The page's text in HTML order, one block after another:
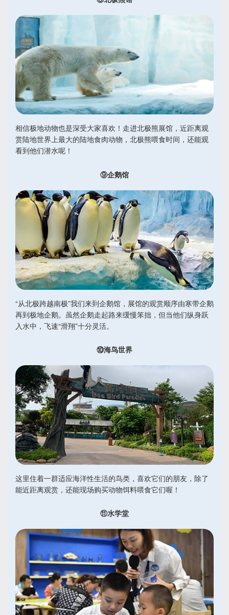
相信极地动物也是深受大家喜欢！走进北极熊展馆，近距离观
赏陆地世界上最大的陆地食肉动物，北极熊喂食时间，还能观
看到他们潜水呢！
⑨企鹅馆
“从北极跨越南极”我们来到企鹅馆，展馆的观赏顺序由寒带企鹅
再到极地企鹅。虽然企鹅走起路来缓慢笨拙，但当他们纵身跃
入水中，飞速“滑翔”十分灵活。
⑩海鸟世界
这里住着一群适应海洋性生活的鸟类，喜欢它们的朋友，除了
能近距离观赏，还能现场购买动物饵料喂食它们喔！
⑪水学堂